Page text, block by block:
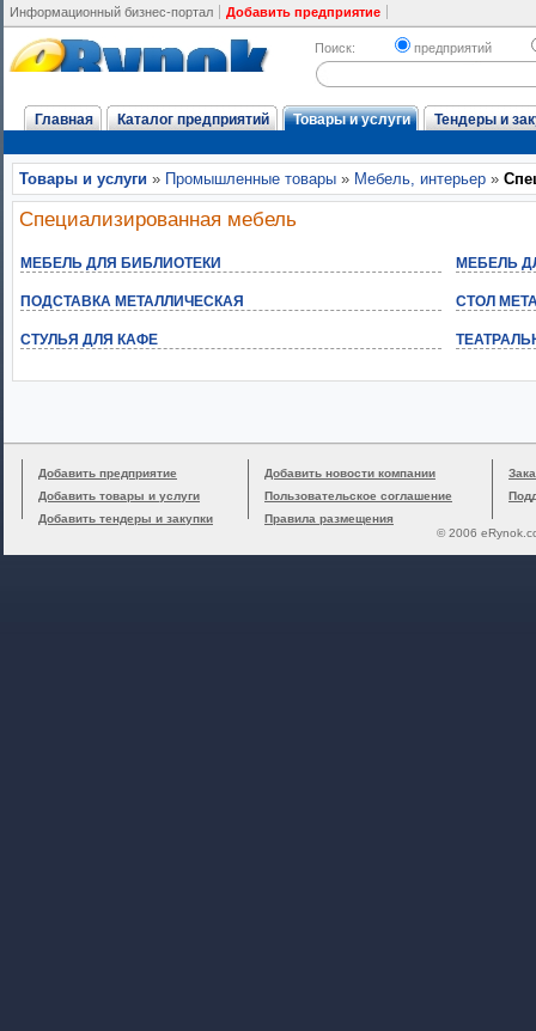
Информационный бизнес-портал Добавить предприятие
Поиск: предприятий
Главная Каталог предприятий Товары и услуги Тендеры и
Товары и услуги » Промышленные товары » Мебель, интерьер »
Специализированная мебель
МЕБЕЛЬ ДЛЯ БИБЛИОТЕКИ МЕБЕЛЬ
ПОДСТАВКА МЕТАЛЛИЧЕСКАЯ СТОЛ
СТУЛЬЯ ДЛЯ КАФЕ
Добавить предприятие
Добавить товары и услуги
Добавить тендеры и закупки
Добавить новости компании
Пользовательское соглашение
Правила размещения
© 2006